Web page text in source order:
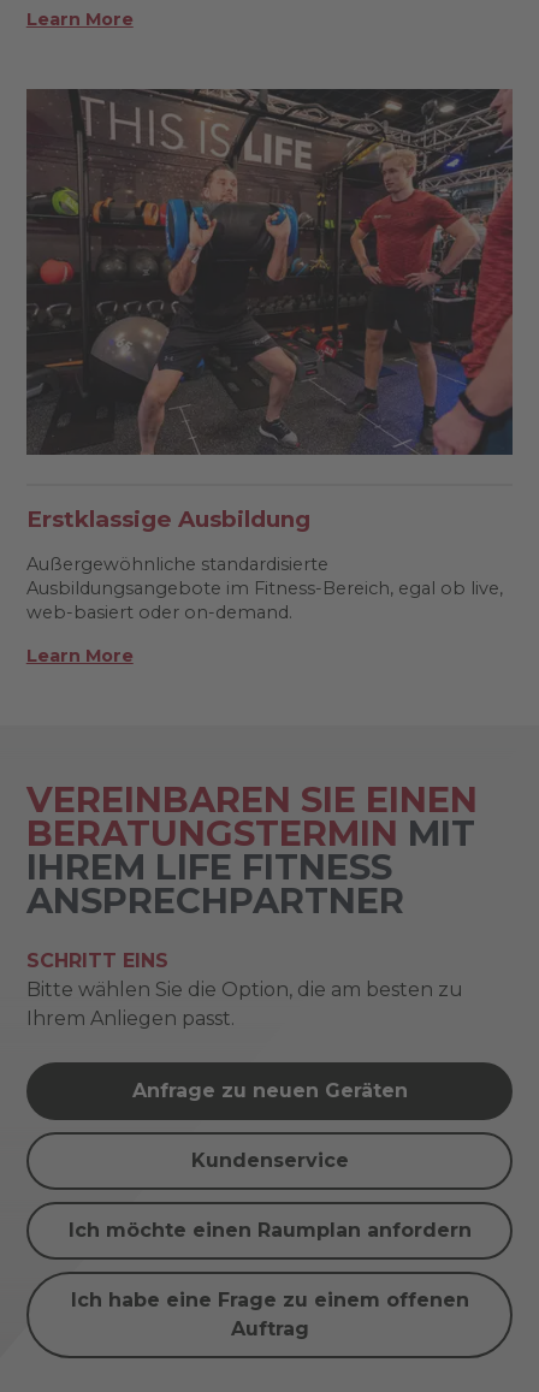
Learn More
Erstklassige Ausbildung
Außergewöhnliche standardisierte
Ausbildungsangebote im Fitness-Bereich, egal ob live,
web-basiert oder on-demand.
Learn More
VEREINBAREN SIE EINEN
BERATUNGSTERMIN MIT
IHREM LIFE FITNESS
ANSPRECHPARTNER
SCHRITT EINS
Bitte wählen Sie die Option, die am besten zu
Ihrem Anliegen passt.
Anfrage zu neuen Geräten
Kundenservice
Ich möchte einen Raumplan anfordern
Ich habe eine Frage zu einem offenen
Auftrag